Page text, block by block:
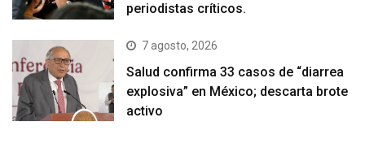
periodistas críticos.
7 agosto, 2026
Salud confirma 33 casos de “diarrea
explosiva” en México; descarta brote
activo